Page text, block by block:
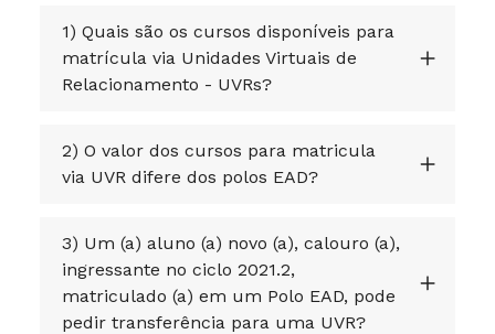
1) Quais são os cursos disponíveis para
matrícula via Unidades Virtuais de
Relacionamento - UVRs?
2) O valor dos cursos para matricula
via UVR difere dos polos EAD?
3) Um (a) aluno (a) novo (a), calouro (a),
ingressante no ciclo 2021.2,
matriculado (a) em um Polo EAD, pode
pedir transferência para uma UVR?